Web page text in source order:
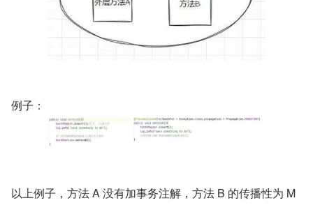
例子：
以上例子，方法 A 没有加事务注解，方法 B 的传播性为 M